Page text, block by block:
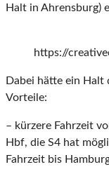
Halt in Ahrensburg)
https://
Dabei hätte ein Halt
Vorteile:
– kürzere Fahrzeit
Hbf, die S4 hat
Fahrzeit bis